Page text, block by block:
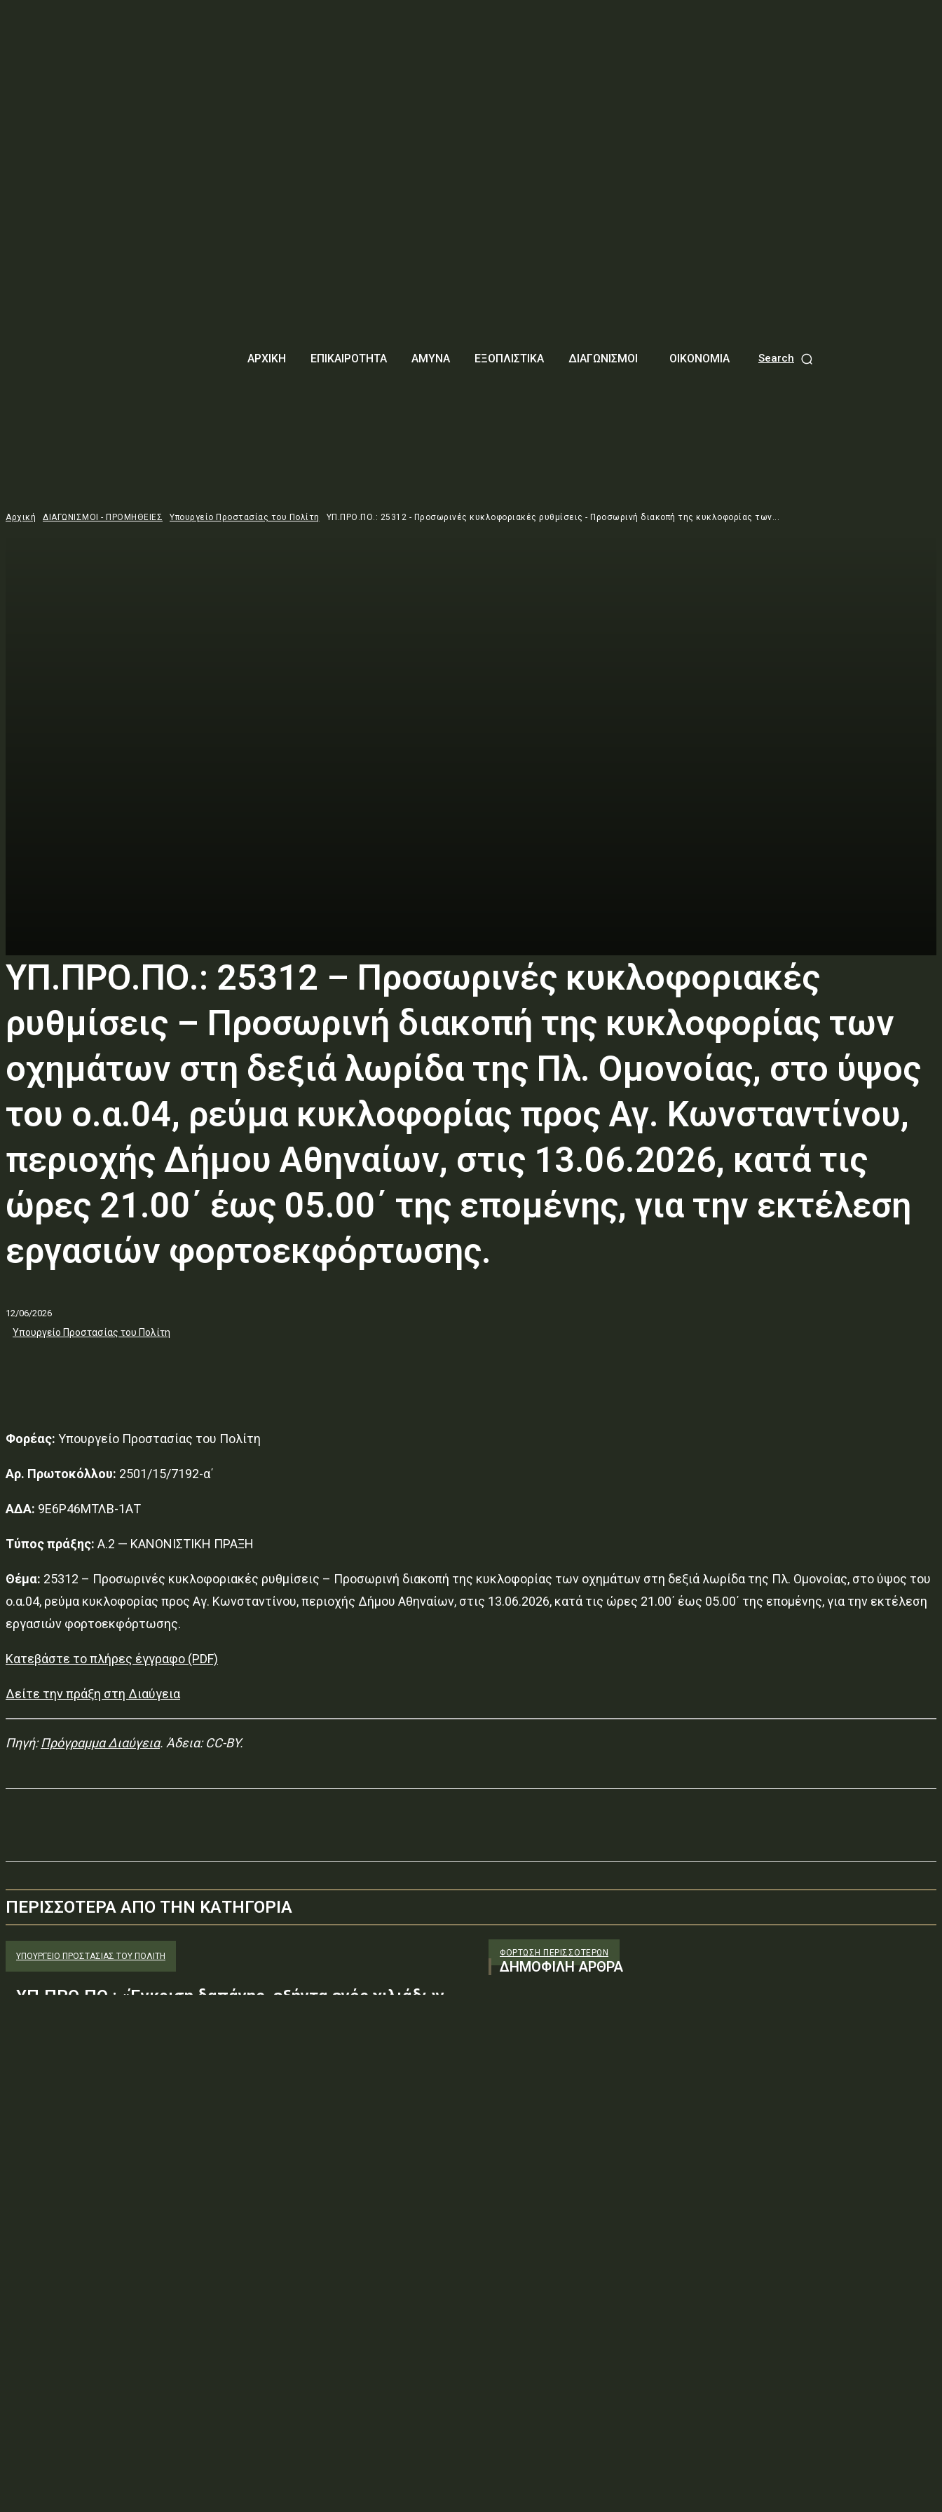
ΑΡΧΙΚΗ ΕΠΙΚΑΙΡΟΤΗΤΑ ΑΜΥΝΑ ΕΞΟΠΛΙΣΤΙΚΑ ΔΙΑΓΩΝΙΣΜΟΙ ΟΙΚΟΝΟΜΙΑ Search
Αρχική ΔΙΑΓΩΝΙΣΜΟΙ - ΠΡΟΜΗΘΕΙΕΣ Υπουργείο Προστασίας του Πολίτη ΥΠ.ΠΡΟ.ΠΟ.: 25312 - Προσωρινές κυκλοφοριακές ρυθμίσεις - Προσωρινή διακοπή της κυκλοφορίας των...
ΥΠ.ΠΡΟ.ΠΟ.: 25312 – Προσωρινές κυκλοφοριακές
ρυθμίσεις – Προσωρινή διακοπή της κυκλοφορίας των
οχημάτων στη δεξιά λωρίδα της Πλ. Ομονοίας, στο ύψος
του ο.α.04, ρεύμα κυκλοφορίας προς Αγ. Κωνσταντίνου,
περιοχής Δήμου Αθηναίων, στις 13.06.2026, κατά τις
ώρες 21.00΄ έως 05.00΄ της επομένης, για την εκτέλεση
εργασιών φορτοεκφόρτωσης.
12/06/2026
Υπουργείο Προστασίας του Πολίτη
Φορέας: Υπουργείο Προστασίας του Πολίτη
Αρ. Πρωτοκόλλου: 2501/15/7192-α΄
ΑΔΑ: 9Ε6Ρ46ΜΤΛΒ-1ΑΤ
Τύπος πράξης: Α.2 — ΚΑΝΟΝΙΣΤΙΚΗ ΠΡΑΞΗ
Θέμα: 25312 – Προσωρινές κυκλοφοριακές ρυθμίσεις – Προσωρινή διακοπή της κυκλοφορίας των οχημάτων στη δεξιά λωρίδα της Πλ. Ομονοίας, στο ύψος του
ο.α.04, ρεύμα κυκλοφορίας προς Αγ. Κωνσταντίνου, περιοχής Δήμου Αθηναίων, στις 13.06.2026, κατά τις ώρες 21.00΄ έως 05.00΄ της επομένης, για την εκτέλεση
εργασιών φορτοεκφόρτωσης.
Κατεβάστε το πλήρες έγγραφο (PDF)
Δείτε την πράξη στη Διαύγεια
Πηγή:Πρόγραμμα Διαύγεια. Άδεια: CC-BY.
ΠΕΡΙΣΣΟΤΕΡΑ ΑΠΟ ΤΗΝ ΚΑΤΗΓΟΡΙΑ
ΥΠΟΥΡΓΕΊΟ ΠΡΟΣΤΑΣΊΑΣ ΤΟΥ ΠΟΛΊΤΗ
ΥΠ.ΠΡΟ.ΠΟ.: «Έγκριση δαπάνης, εξήντα ενός χιλιάδων
ΦΌΡΤΩΣΗ ΠΕΡΙΣΣΟΤΈΡΩΝ
ΔΗΜΟΦΙΛΗ ΑΡΘΡΑ